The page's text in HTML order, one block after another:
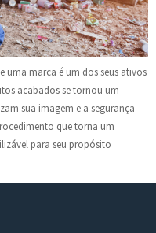
uma marca é um dos seus ativos
acabados se tornou um
sua imagem e a segurança
que torna um
para seu propósito